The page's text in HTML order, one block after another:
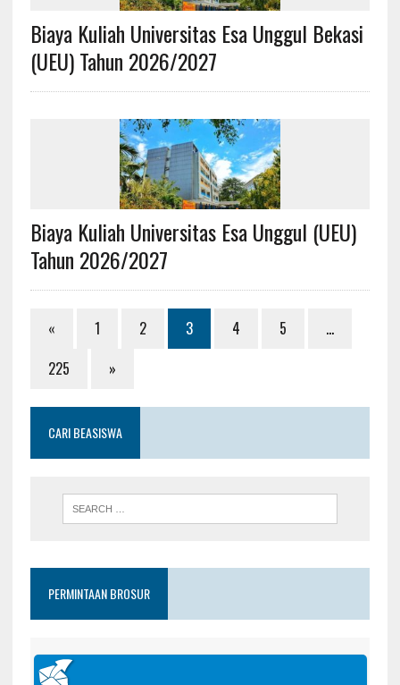
Biaya Kuliah Universitas Esa Unggul Bekasi
(UEU) Tahun 2026/2027
Biaya Kuliah Universitas Esa Unggul (UEU)
Tahun 2026/2027
« 1 2 3 4 5
…
225
»
CARI BEASISWA
PERMINTAAN BROSUR